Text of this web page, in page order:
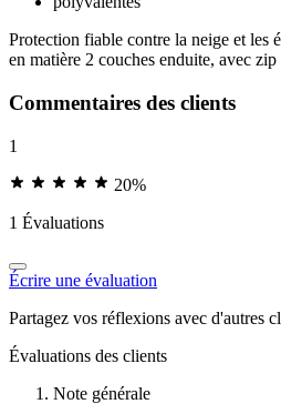
Protection fiable contre la neige et les
en matière 2 couches enduite, avec
Commentaires des clients
1
20%
1 Évaluations
Écrire une évaluation
Partagez vos réflexions avec d'autres
Évaluations des clients
Note générale